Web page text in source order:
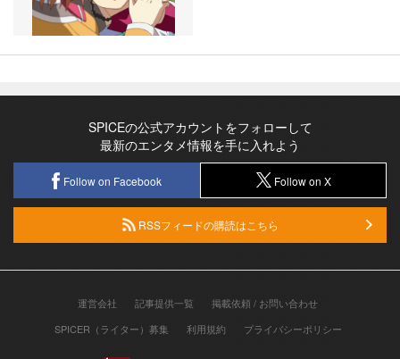
SPICEの公式アカウントをフォローして
最新のエンタメ情報を手に入れよう
Follow on Facebook Follow on X
RSSフィードの購読はこちら
運営会社 記事提供一覧
掲載依頼 / お問い合わせ
SPICER（ライター）募集
利用規約 プライバシーポリシー